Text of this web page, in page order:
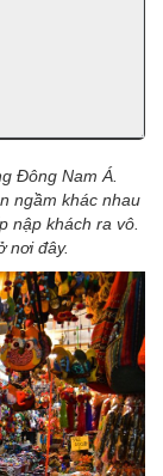
Đông Nam Á.
ngầm khác nhau
nập khách ra vô.
nơi đây.